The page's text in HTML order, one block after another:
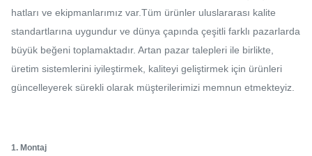
hatları ve ekipmanlarımız var.Tüm ürünler uluslararası kalite
standartlarına uygundur ve dünya çapında çeşitli farklı pazarlarda
büyük beğeni toplamaktadır. Artan pazar talepleri ile birlikte,
üretim sistemlerini iyileştirmek, kaliteyi geliştirmek için ürünleri
güncelleyerek sürekli olarak müşterilerimizi memnun etmekteyiz.
1. Montaj